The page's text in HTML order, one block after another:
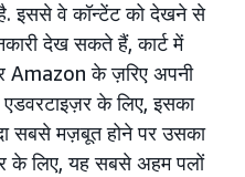
इससे वे कॉन्टेंट को देखने से
देख सकते हैं, कार्ट में
Amazon के ज़रिए अपनी
के लिए, इसका
सबसे मज़बूत होने पर उसका
के लिए, यह सबसे अहम पलों